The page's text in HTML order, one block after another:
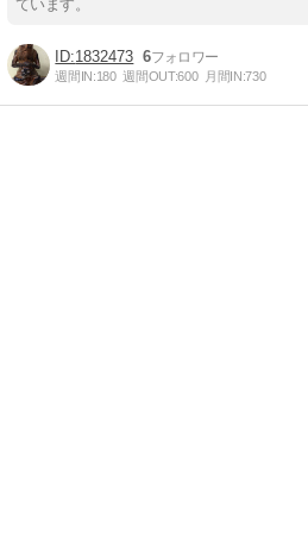
ています。
1832473 6
週間IN:180 週間OUT:600 月間IN:730